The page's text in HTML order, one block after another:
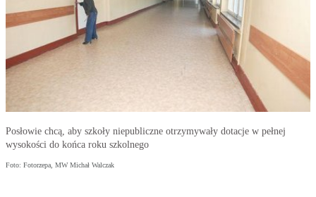
Posłowie chcą, aby szkoły niepubliczne otrzymywały dotacje w pełnej
wysokości do końca roku szkolnego
Foto: Fotorzepa, MW Michał Walczak